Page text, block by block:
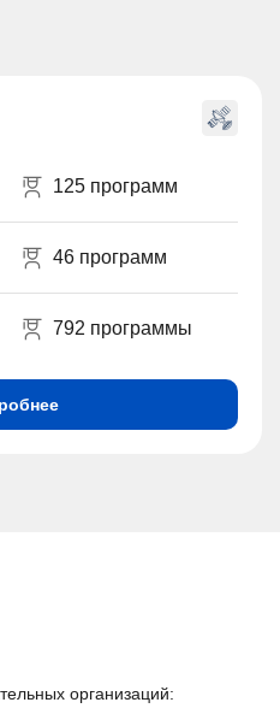
125 программ
46 программ
792 программы
организаций: